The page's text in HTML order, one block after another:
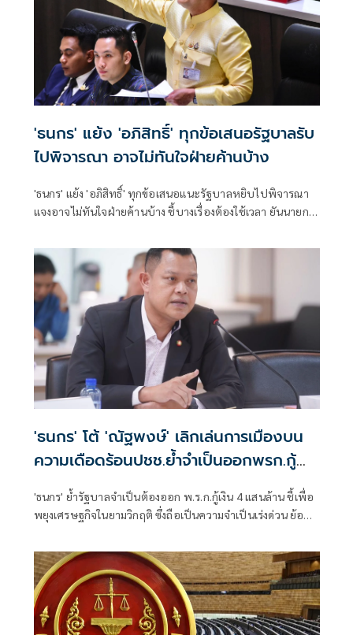
'ธนกร' แย้ง 'อภิสิทธิ์' ทุกข้อเสนอรัฐบาลรับ
ไปพิจารณา อาจไม่ทันใจฝ่ายค้านบ้าง
'ธนกร' แย้ง 'อภิสิทธิ์' ทุกข้อเสนอแนะรัฐบาลหยิบไปพิจารณา
แจงอาจไม่ทันใจฝ่ายค้านบ้าง ชี้บางเรื่องต้องใช้เวลา ยันนายกฯ
'ธนกร' โต้ 'ณัฐพงษ์' เลิกเล่นการเมืองบน
ความเดือดร้อนปชช.ย้ำจำเป็นออกพรก.กู้
เงิน 4 แสนล้าน
'ธนกร' ย้ำรัฐบาลจำเป็นต้องออก พ.ร.ก.กู้เงิน 4 แสนล้าน ชี้เพื่อ
พยุงเศรษฐกิจในยามวิกฤติ ซึ่งถือเป็นความจำเป็นเร่งด่วน ย้อน
ประชาชนสักครั้ง ไม่ถือว่าเสียศักดิ์ศรี